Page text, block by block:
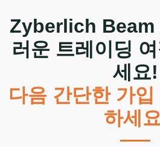
Zyberlich Beam
러운 트레이딩
세요!
다음 간단한 가
하세